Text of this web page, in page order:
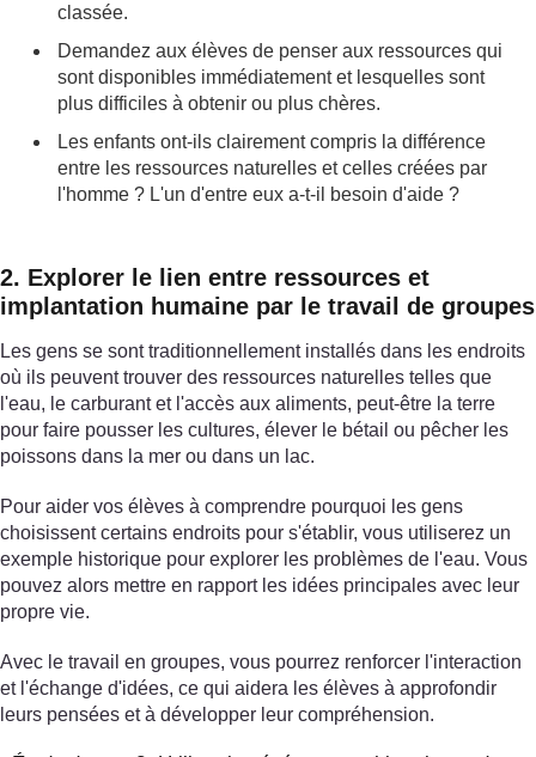
classée.
Demandez aux élèves de penser aux ressources qui
sont disponibles immédiatement et lesquelles sont
plus difficiles à obtenir ou plus chères.
Les enfants ont-ils clairement compris la différence
entre les ressources naturelles et celles créées par
l'homme ? L'un d'entre eux a-t-il besoin d'aide ?
2. Explorer le lien entre ressources et
implantation humaine par le travail de groupes
Les gens se sont traditionnellement installés dans les endroits
où ils peuvent trouver des ressources naturelles telles que
l'eau, le carburant et l'accès aux aliments, peut-être la terre
pour faire pousser les cultures, élever le bétail ou pêcher les
poissons dans la mer ou dans un lac.
Pour aider vos élèves à comprendre pourquoi les gens
choisissent certains endroits pour s'établir, vous utiliserez un
exemple historique pour explorer les problèmes de l'eau. Vous
pouvez alors mettre en rapport les idées principales avec leur
propre vie.
Avec le travail en groupes, vous pourrez renforcer l'interaction
et l'échange d'idées, ce qui aidera les élèves à approfondir
leurs pensées et à développer leur compréhension.